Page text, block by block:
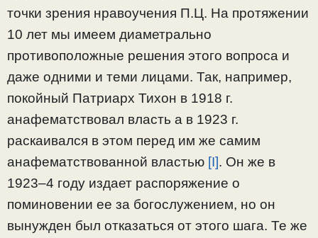
точки зрения нравоучения П.Ц. На протяжении
10 лет мы имеем диаметрально
противоположные решения этого вопроса и
даже одними и теми лицами. Так, например,
покойный Патриарх Тихон в 1918 г.
анафематствовал власть а в 1923 г.
раскаивался в этом перед им же самим
анафематствованной властью [I]. Он же в
1923–4 году издает распоряжение о
поминовении ее за богослужением, но он
вынужден был отказаться от этого шага. Те же